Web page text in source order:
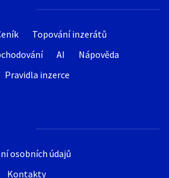
Topování inzerátů
AI
Nápověda
Pravidla inzerce
osobních údajů
Kontakty